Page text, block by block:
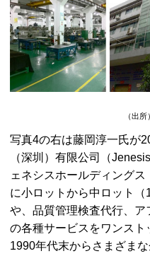
（出所
写真4の右は藤岡淳一氏が
（深圳）有限公司（Jenesis
ェネシスホールディング
に小ロットから中ロット
や、品質管理検査代行、
の各種サービスをワンス
1990年代末からさまざま